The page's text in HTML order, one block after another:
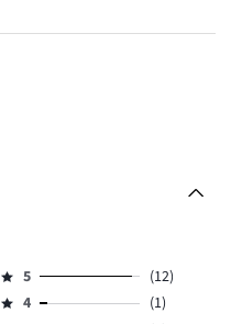
Osztályzat
5,
5
(12)
Osztályzat
4
(1)